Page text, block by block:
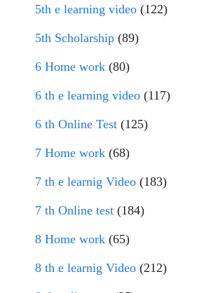
5th e learning video (122)
5th Scholarship (89)
6 Home work (80)
6 th e learning video (117)
6 th Online Test (125)
7 Home work (68)
7 th e learnig Video (183)
7 th Online test (184)
8 Home work (65)
8 th e learnig Video (212)